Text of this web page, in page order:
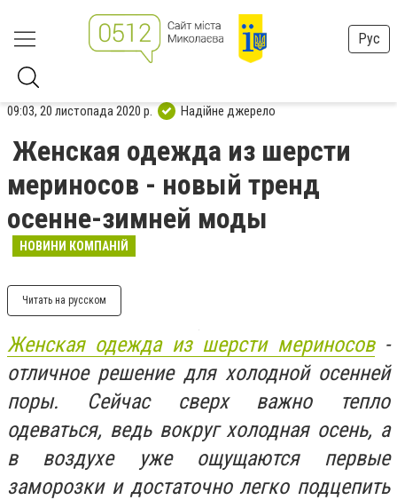
Рус
09:03, 20 листопада 2020 р. Надійне джерело
Женская одежда из шерсти
мериносов - новый тренд
осенне-зимней моды
НОВИНИ КОМПАНІЙ
Читать на русском
Женская одежда из шерсти мериносов-
отличное решение для холодной осенней
поры. Сейчас сверх важно тепло
одеваться, ведь вокруг холодная осень, а
в воздухе уже ощущаются первые
заморозки и достаточно легко подцепить